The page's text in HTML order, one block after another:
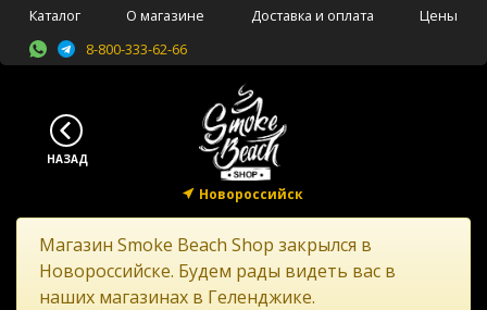
Каталог О магазине Доставка и оплата
Цены
8-800-333-62-66
Новороссийск
Магазин Smoke Beach Shop закрылся в
Новороссийске. Будем рады видеть вас в
наших магазинах в Геленджике.